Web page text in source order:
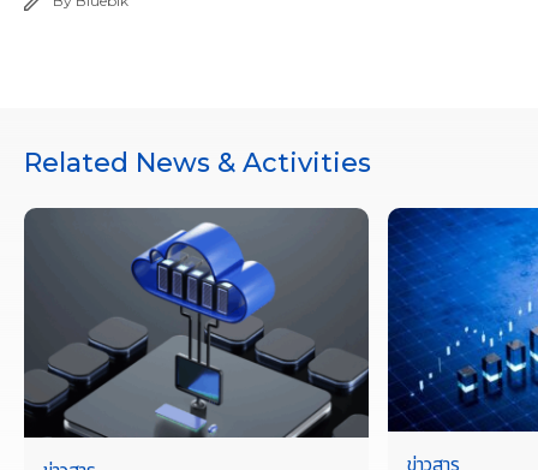
Related News & Activities
ข่าวสาร